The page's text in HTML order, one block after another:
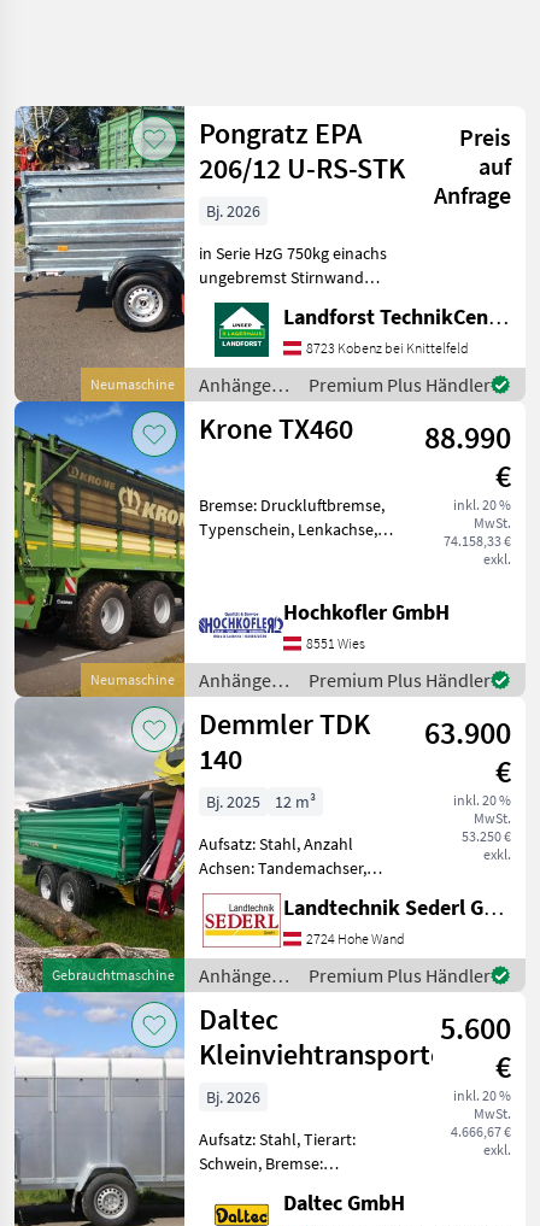
Neumaschine
Pongratz EPA
206/12 U-RS-STK
Preis
auf
Anfrage
Bj. 2026
in Serie HzG 750kg einachs
ungebremst Stirnwand
klappbar Aufsatzwände
600mm Flachplane grau
inkl. 2Stk.
Rohrabstellstützen Um
Ihnen unnötige Wartezeiten
oder Wegst
Landforst TechnikCenter Knittelfeld
8723 Kobenz bei Knittelfeld
Anhänger /
Pongratz
Premium Plus Händler
Neumaschine
Krone TX460
88.990
€
inkl. 20 %
MwSt.
74.158,33 €
exkl.
Bremse: Druckluftbremse,
Typenschein, Lenkachse,
Häckselanhänger - 46m³
Fassungsvermögen - hydr.
Austragung - gelenkte Hin
Hochkofler GmbH
8551 Wies
Anhänger /
Krone
Premium Plus Händler
Gebrauchtmaschine
Demmler TDK
140
63.900
€
inkl. 20 %
MwSt.
53.250 €
exkl.
Bj. 2025
12 m³
Aufsatz: Stahl, Anzahl
Achsen: Tandemachser,
Kipper-Bauart: Dreiseiten-
Kipper, Bremse:
Druckluftbremse, Pendel-
Bordwände, Typenschein,
Sattelstützwinde
Neuwertiger Kipper
Landtechnik Sederl GmbH
2724 Hohe Wand
Anhänger /
Demmler
Premium Plus Händler
Daltec
Kleinviehtransporter
5.600
€
inkl. 20 %
MwSt.
4.666,67 €
exkl.
Bj. 2026
Aufsatz: Stahl, Tierart:
Schwein, Bremse:
Typenschein Höchzul.
Daltec GmbH